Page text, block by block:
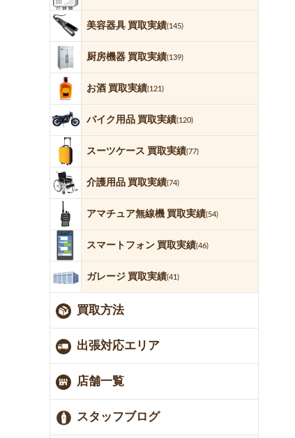
美容器具 買取実績(145)
厨房機器 買取実績(139)
お酒 買取実績(121)
バイク用品 買取実績(120)
スーツケース 買取実績(77)
介護用品 買取実績(74)
アマチュア無線機 買取実績(54)
スマートフォン 買取実績(46)
ガレージ 買取実績(41)
買取方法
出張対応エリア
店舗一覧
スタッフブログ